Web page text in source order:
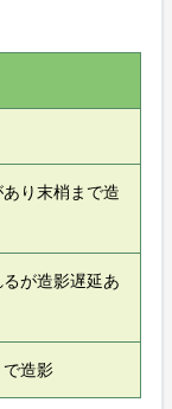
り末梢まで造
が造影遅延あ
造影